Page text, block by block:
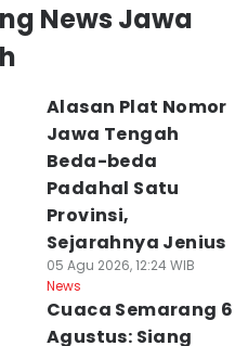
News Jawa
Alasan Plat Nomor
Jawa Tengah
Beda-beda
Padahal Satu
Provinsi,
Sejarahnya Jenius
05 Agu 2026, 12:24 WIB
News
Cuaca Semarang 6
Agustus: Siang